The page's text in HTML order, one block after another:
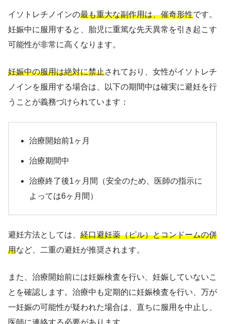
イソトレチノインの最も重大な副作用は、催奇形性です。
妊娠中に服用すると、胎児に重篤な先天異常を引き起こす
可能性が非常に高くなります。
妊娠中の服用は絶対に禁止されており、女性がイソトレチ
ノインを服用する場合は、以下の期間中は確実に避妊を行
うことが義務づけられています：
治療開始前1ヶ月
治療期間中
治療終了後1ヶ月間（安全のため、医師の指示に
よっては6ヶ月間）
避妊方法としては、 経口避妊薬（ピル）とコンドームの併
用など、二重の避妊が推奨されます。
また、治療開始前には妊娠検査を行い、妊娠していないこ
とを確認します。治療中も定期的に妊娠検査を行い、万が
一妊娠の可能性が疑われた場合は、直ちに服用を中止し、
医師に連絡する必要があります。